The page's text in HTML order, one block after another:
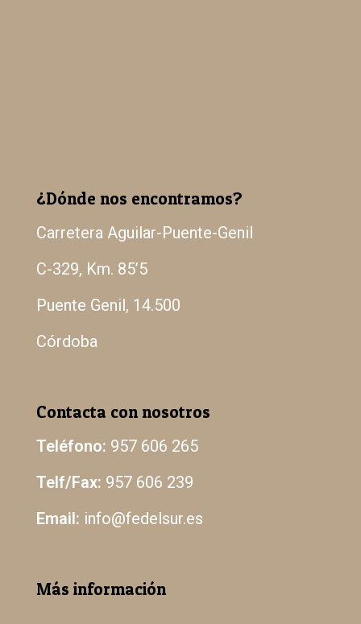
¿Dónde nos encontramos?
Carretera Aguilar-Puente-Genil
C-329, Km. 85’5
Puente Genil, 14.500
Córdoba
Contacta con nosotros
Teléfono: 957 606 265
Telf/Fax: 957 606 239
Email: info@fedelsur.es
Más información